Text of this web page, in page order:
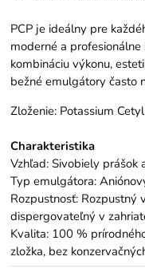
PCP je ideálny pre
moderné a
kombináciu výkonu,
bežné emulgátory často
Zloženie: Potassium
Charakteristika
Vzhľad: Sivobiely prášok
Typ emulgátora:
Rozpustnosť: Rozpustný
dispergovateľný v
Kvalita: 100 %
zložka, bez